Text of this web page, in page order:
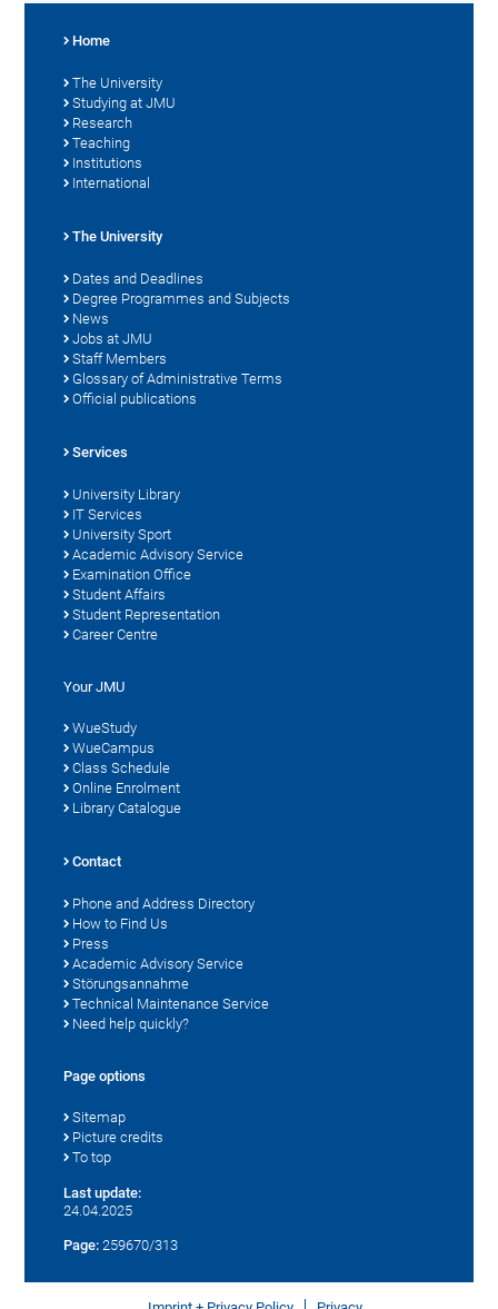
Home
The University
Studying at JMU
Research
Teaching
Institutions
International
The University
Dates and Deadlines
Degree Programmes and Subjects
News
Jobs at JMU
Staff Members
Glossary of Administrative Terms
Official publications
Services
University Library
IT Services
University Sport
Academic Advisory Service
Examination Office
Student Affairs
Student Representation
Career Centre
Your JMU
WueStudy
WueCampus
Class Schedule
Online Enrolment
Library Catalogue
Contact
Phone and Address Directory
How to Find Us
Press
Academic Advisory Service
Störungsannahme
Technical Maintenance Service
Need help quickly?
Page options
Sitemap
Picture credits
To top
Last update:
24.04.2025
Page: 259670/313